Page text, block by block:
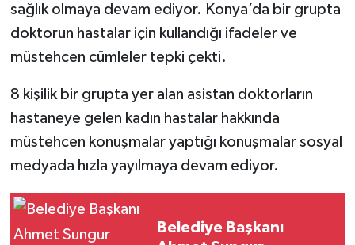
sağlık olmaya devam ediyor. Konya’da bir grupta
doktorun hastalar için kullandığı ifadeler ve
müstehcen cümleler tepki çekti.
8 kişilik bir grupta yer alan asistan doktorların
hastaneye gelen kadın hastalar hakkında
müstehcen konuşmalar yaptığı konuşmalar sosyal
medyada hızla yayılmaya devam ediyor.
Belediye Başkanı